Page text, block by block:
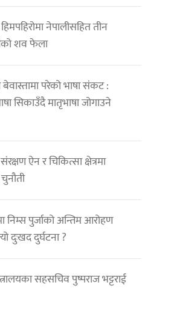
नेपालीसहित तीन
शव फेला
परेको भाषा संकट :
सिकाउँदै मातृभाषा जोगाउने
ऐन र चिकित्सा क्षेत्रमा
निम्स पुर्जाको अन्तिम आरोहण
दुःखद दुर्घटना ?
सहसचिव पुष्पराज भट्टराई